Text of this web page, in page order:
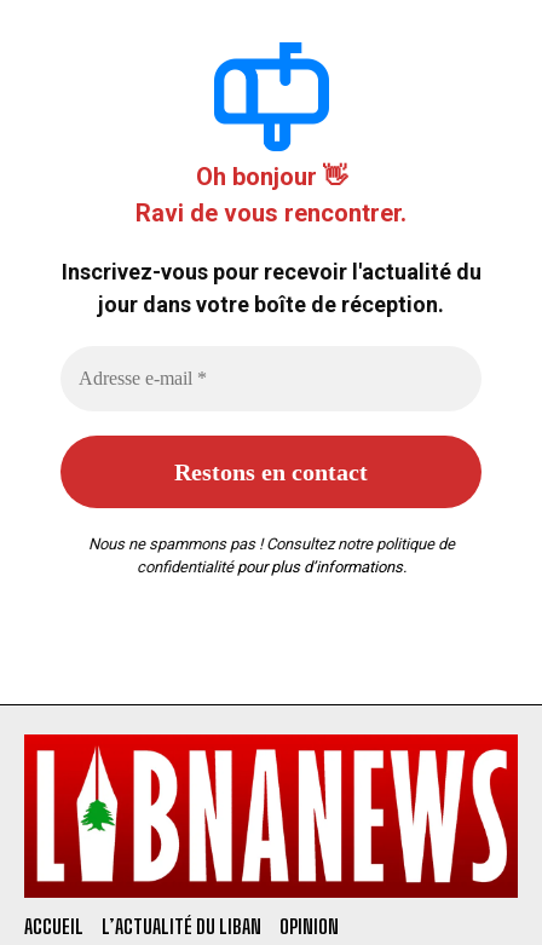
Oh bonjour 👋
Ravi de vous rencontrer.
Inscrivez-vous pour recevoir l'actualité du
jour dans votre boîte de réception.
Nous ne spammons pas ! Consultez notre politique de
confidentialitépour plus d’informations.
ACCUEIL L’ACTUALITÉ DU LIBAN
OPINION